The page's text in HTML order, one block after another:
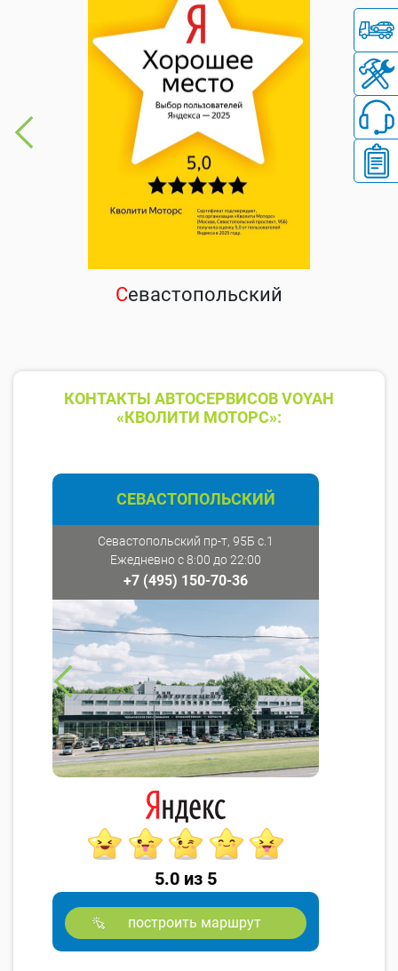
Севастопольский
КОНТАКТЫ АВТОСЕРВИСОВ VOYAH
«КВОЛИТИ МОТОРС»:
СЕВАСТОПОЛЬСКИЙ
Севастопольский пр-т, 95Б с.1
Ежедневно с 8:00 до 22:00
+7 (495) 150-70-36
5.0 из 5
построить маршрут